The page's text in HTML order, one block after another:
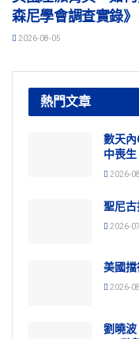
森尼學會調查實錄》
2026-08-05
熱門文章
數天
中喪生
2026-
聖尼
2026-
美國
2026-
劉曉